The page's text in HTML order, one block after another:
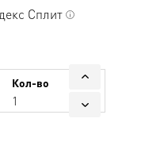
Сплит
Кол-во
1